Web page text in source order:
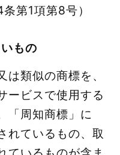
第1項第8号）
もの
類似の商標を、
ービスで使用する
「周知商標」に
れているもの、取